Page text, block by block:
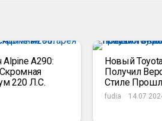
A290:
220 Л.с.
Новый
Получил
Стиле
fudia